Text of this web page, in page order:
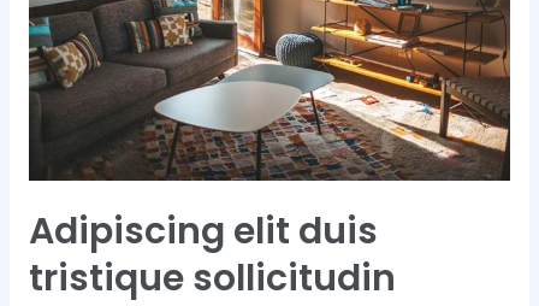
Adipiscing elit duis
tristique sollicitudin